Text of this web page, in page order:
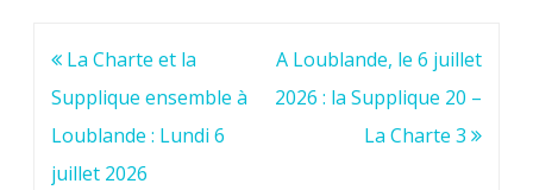
Navigation
de
l’article
La Charte et la
Supplique ensemble à
Loublande : Lundi 6
juillet 2026
A Loublande, le 6 juillet
2026 : la Supplique 20 –
La Charte 3